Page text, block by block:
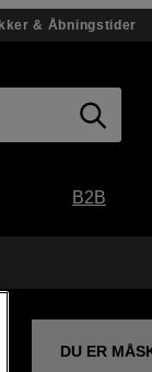
& Åbningstider
B2B
DU ER